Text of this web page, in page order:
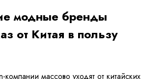
модные бренды
от Китая в пользу
массово уходят от китайских